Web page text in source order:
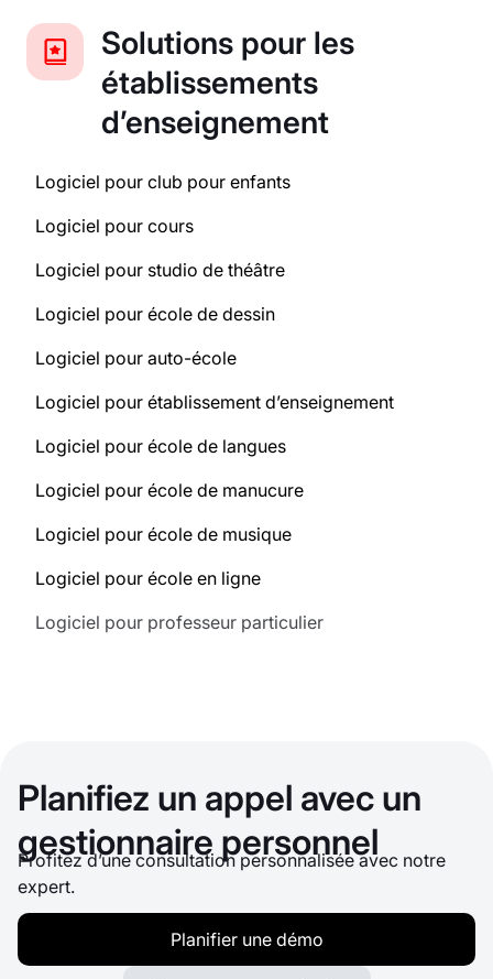
Solutions pour les
établissements
d’enseignement
Logiciel pour club pour enfants
Logiciel pour cours
Logiciel pour studio de théâtre
Logiciel pour école de dessin
Logiciel pour auto-école
Logiciel pour établissement d’enseignement
Logiciel pour école de langues
Logiciel pour école de manucure
Logiciel pour école de musique
Logiciel pour école en ligne
Logiciel pour professeur particulier
Planifiez un appel avec un
gestionnaire personnel
Profitez d’une consultation personnalisée avec notre
expert.
Planifier une démo